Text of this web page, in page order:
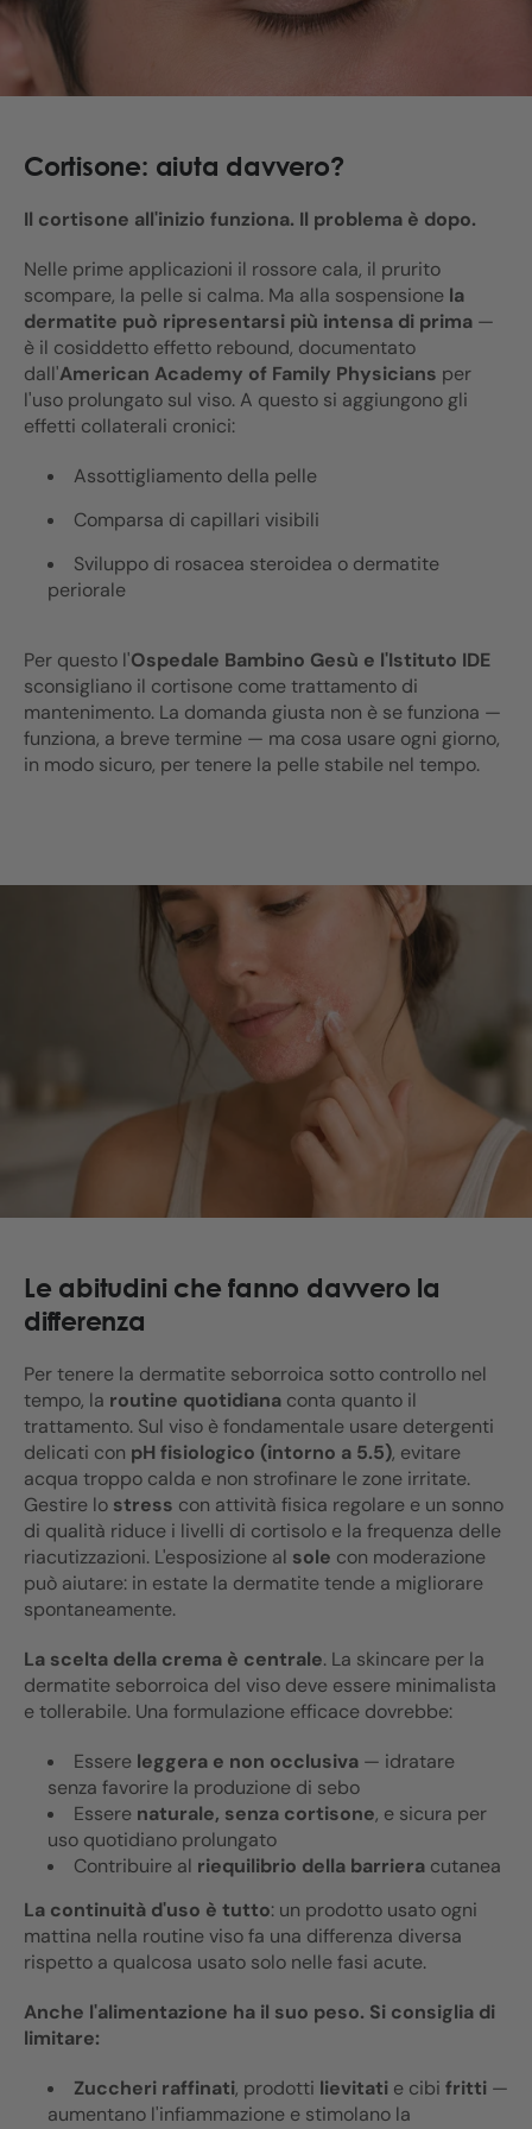
Cortisone: aiuta davvero?
Il cortisone all'inizio funziona. Il problema è dopo.
Nelle prime applicazioni il rossore cala, il prurito
scompare, la pelle si calma. Ma alla sospensione la
dermatite può ripresentarsi più intensa di prima —
è il cosiddetto effetto rebound, documentato
dall'American Academy of Family Physicians per
l'uso prolungato sul viso. A questo si aggiungono gli
effetti collaterali cronici:
Assottigliamento della pelle
Comparsa di capillari visibili
Sviluppo di rosacea steroidea o dermatite
periorale
Per questo l'Ospedale Bambino Gesù e l'Istituto IDE
sconsigliano il cortisone come trattamento di
mantenimento. La domanda giusta non è se funziona —
funziona, a breve termine — ma cosa usare ogni giorno,
in modo sicuro, per tenere la pelle stabile nel tempo.
Le abitudini che fanno davvero la
differenza
Per tenere la dermatite seborroica sotto controllo nel
tempo, la routine quotidiana conta quanto il
trattamento. Sul viso è fondamentale usare detergenti
delicati con pH fisiologico (intorno a 5.5), evitare
acqua troppo calda e non strofinare le zone irritate.
Gestire lo stress con attività fisica regolare e un sonno
di qualità riduce i livelli di cortisolo e la frequenza delle
riacutizzazioni. L'esposizione al sole con moderazione
può aiutare: in estate la dermatite tende a migliorare
spontaneamente.
La scelta della crema è centrale. La skincare per la
dermatite seborroica del viso deve essere minimalista
e tollerabile. Una formulazione efficace dovrebbe:
Essere leggera e non occlusiva — idratare
senza favorire la produzione di sebo
Essere naturale, senza cortisone, e sicura per
uso quotidiano prolungato
Contribuire al riequilibrio della barriera cutanea
La continuità d'uso è tutto: un prodotto usato ogni
mattina nella routine viso fa una differenza diversa
rispetto a qualcosa usato solo nelle fasi acute.
Anche l'alimentazione ha il suo peso. Si consiglia di
limitare:
Zuccheri raffinati, prodotti lievitati e cibi fritti —
aumentano l'infiammazione e stimolano la